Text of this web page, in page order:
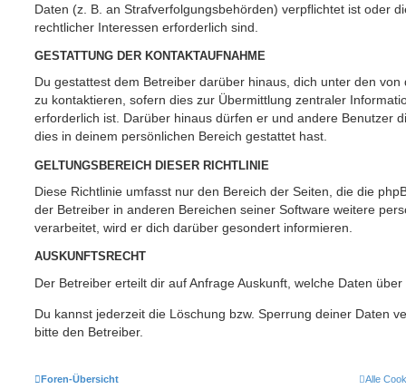
Daten (z. B. an Strafverfolgungsbehörden) verpflichtet ist oder
rechtlicher Interessen erforderlich sind.
GESTATTUNG DER KONTAKTAUFNAHME
Du gestattest dem Betreiber darüber hinaus, dich unter den
zu kontaktieren, sofern dies zur Übermittlung zentraler
erforderlich ist. Darüber hinaus dürfen er und andere Benutzer
dies in deinem persönlichen Bereich gestattet hast.
GELTUNGSBEREICH DIESER RICHTLINIE
Diese Richtlinie umfasst nur den Bereich der Seiten, die die
der Betreiber in anderen Bereichen seiner Software weitere
verarbeitet, wird er dich darüber gesondert informieren.
AUSKUNFTSRECHT
Der Betreiber erteilt dir auf Anfrage Auskunft, welche Daten
Du kannst jederzeit die Löschung bzw. Sperrung deiner Daten
bitte den Betreiber.
Foren-Übersicht Alle